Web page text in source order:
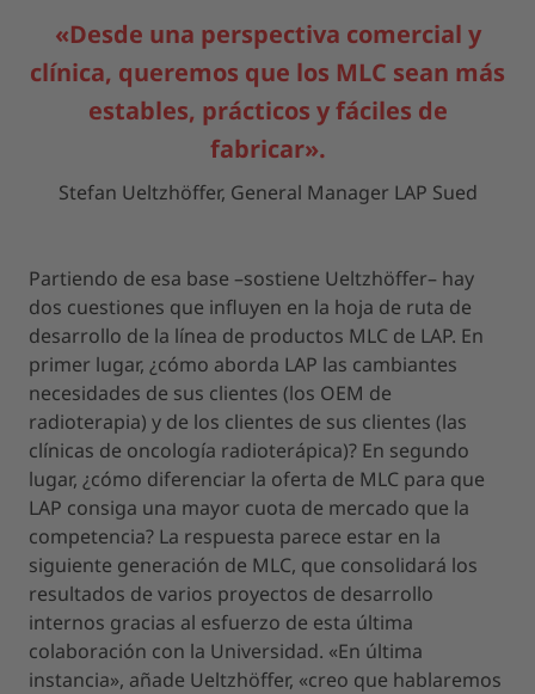
«Desde una perspectiva comercial y
clínica, queremos que los MLC sean más
estables, prácticos y fáciles de
fabricar».
Stefan Ueltzhöffer, General Manager LAP Sued
Partiendo de esa base –sostiene Ueltzhöffer– hay
dos cuestiones que influyen en la hoja de ruta de
desarrollo de la línea de productos MLC de LAP. En
primer lugar, ¿cómo aborda LAP las cambiantes
necesidades de sus clientes (los OEM de
radioterapia) y de los clientes de sus clientes (las
clínicas de oncología radioterápica)? En segundo
lugar, ¿cómo diferenciar la oferta de MLC para que
LAP consiga una mayor cuota de mercado que la
competencia? La respuesta parece estar en la
siguiente generación de MLC, que consolidará los
resultados de varios proyectos de desarrollo
internos gracias al esfuerzo de esta última
colaboración con la Universidad. «En última
instancia», añade Ueltzhöffer, «creo que hablaremos